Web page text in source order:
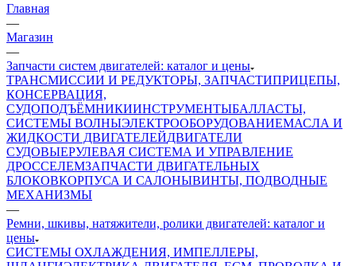
Главная
—
Магазин
—
Запчасти систем двигателей: каталог и цены
ТРАНСМИССИИ И РЕДУКТОРЫ, ЗАПЧАСТИПРИЦЕПЫ,
КОНСЕРВАЦИЯ,
СУДОПОДЪЁМНИКИИНСТРУМЕНТЫБАЛЛАСТЫ,
СИСТЕМЫ ВОЛНЫЭЛЕКТРООБОРУДОВАНИЕМАСЛА И
ЖИДКОСТИ ДВИГАТЕЛЕЙДВИГАТЕЛИ
СУДОВЫЕРУЛЕВАЯ СИСТЕМА И УПРАВЛЕНИЕ
ДРОССЕЛЕМЗАПЧАСТИ ДВИГАТЕЛЬНЫХ
БЛОКОВКОРПУСА И САЛОНЫВИНТЫ, ПОДВОДНЫЕ
МЕХАНИЗМЫ
—
Ремни, шкивы, натяжители, ролики двигателей: каталог и
цены
СИСТЕМЫ ОХЛАЖДЕНИЯ, ИМПЕЛЛЕРЫ,